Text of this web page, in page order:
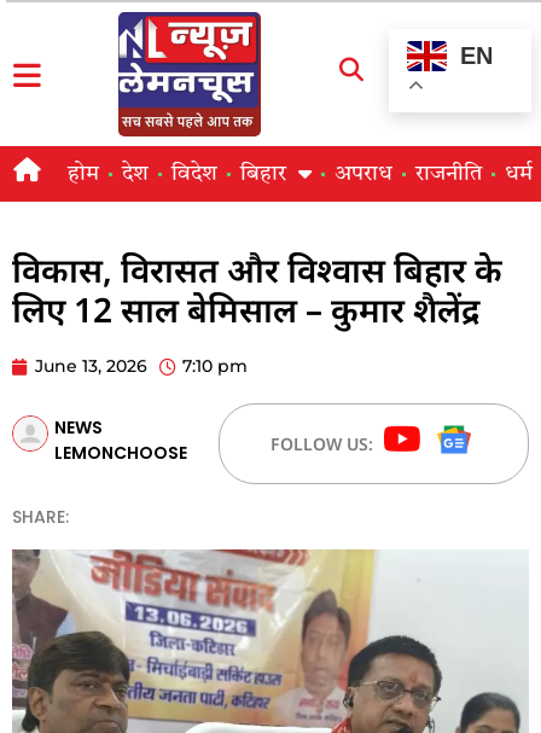
EN
होम देश विदेश बिहार अपराध राजनीति धर्म
विकास, विरासत और विश्वास बिहार के
लिए 12 साल बेमिसाल – कुमार शैलेंद्र
June 13, 2026 7:10 pm
NEWS
LEMONCHOOSE
FOLLOW US:
SHARE: